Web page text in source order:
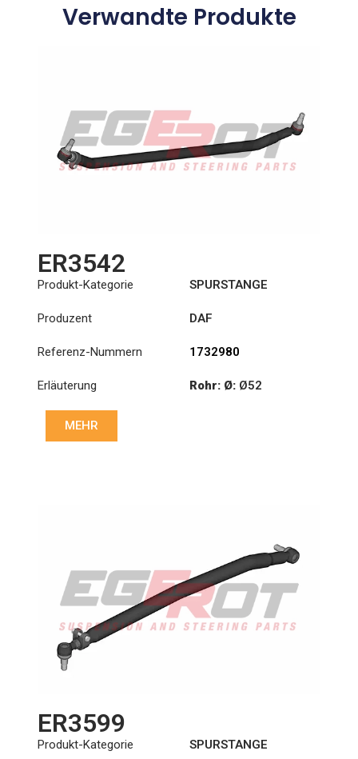
Verwandte Produkte
ER3542
Produkt-Kategorie SPURSTANGE
Produzent DAF
Referenz-Nummern 1732980
Erläuterung Rohr: Ø: Ø52
MEHR
ER3599
Produkt-Kategorie SPURSTANGE